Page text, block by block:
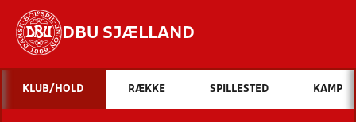
DBU SJÆLLAND
Hvad vil du søge efter?
INDHOLD OG NYHEDER
KLUB/HOLD RÆKKE SPILLESTED KAMP